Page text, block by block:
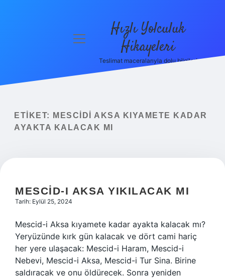
Yasal Uyarı
menüyü
Hızlı Yolculuk
Hikayeleri
Teslimat maceralarıyla dolu bilgiler!
ETIKET:
MESCIDI AKSA KIYAMETE KADAR
AYAKTA KALACAK MI
MESCID-I AKSA YIKILACAK MI
Tarih: Eylül 25, 2024
Mescid-i Aksa kıyamete kadar ayakta kalacak mı?
Yeryüzünde kırk gün kalacak ve dört cami hariç
her yere ulaşacak: Mescid-i Haram, Mescid-i
Nebevi, Mescid-i Aksa, Mescid-i Tur Sina. Birine
saldıracak ve onu öldürecek. Sonra yeniden